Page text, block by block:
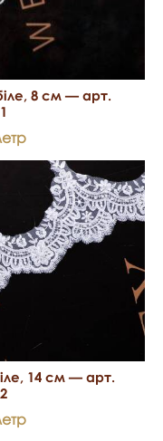
8 см — арт.
14 см — арт.